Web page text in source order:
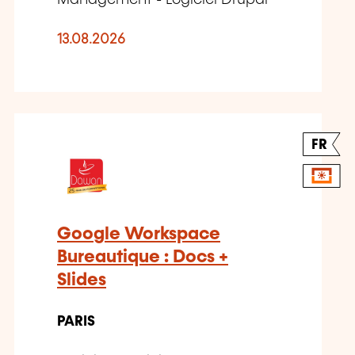
13.08.2026
FR
Google Workspace
Bureautique : Docs +
Slides
PARIS